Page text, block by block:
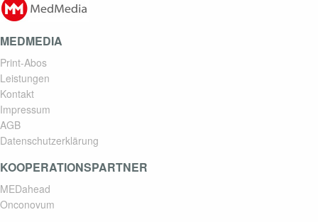
MEDMEDIA
Print-Abos
Leistungen
Kontakt
Impressum
AGB
Datenschutzerklärung
KOOPERATIONSPARTNER
MEDahead
Onconovum